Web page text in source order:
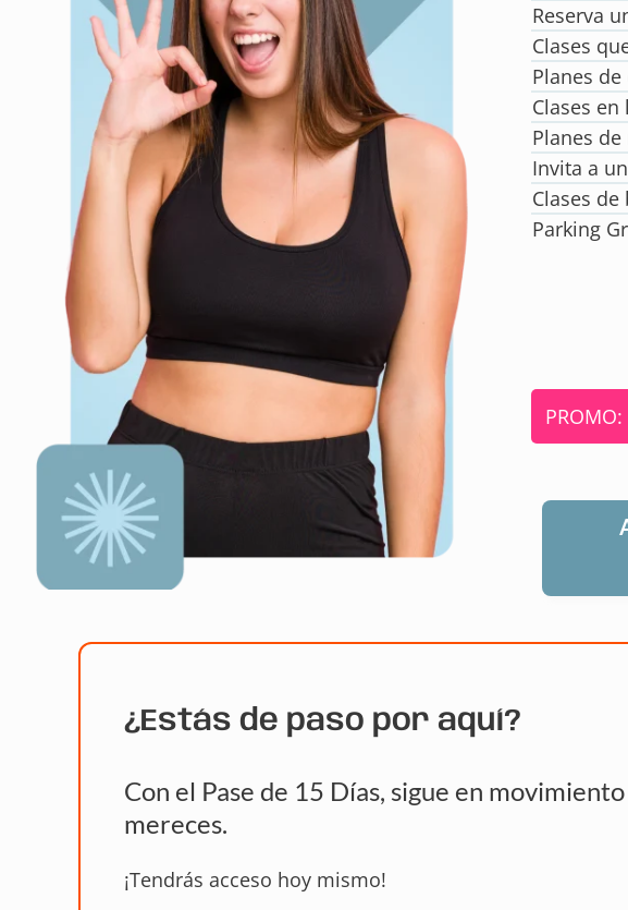
Reserva
Clases
Planes
Clases en
Planes
Invita a
Clases
Parking
PROMO:
¿Estás de paso por aquí?
Con el Pase de 15 Días, sigue en
mereces.
¡Tendrás acceso hoy mismo!